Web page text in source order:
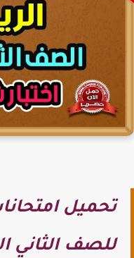
تحميل
للصف الثاني